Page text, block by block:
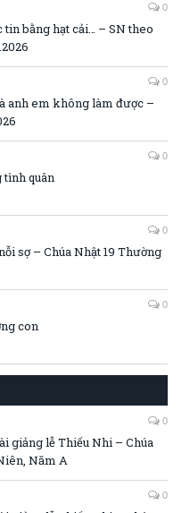
0
bằng hạt cải… – SN theo
0
anh em không làm được –
0
tình quân
0
sợ – Chúa Nhật 19 Thường
0
con
0
giảng lễ Thiếu Nhi – Chúa
Năm A
0